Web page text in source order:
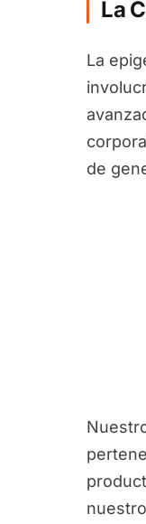
La
La
de